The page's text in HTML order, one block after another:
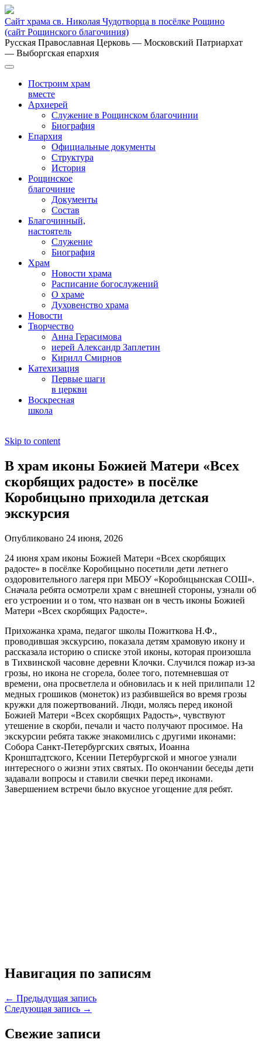
Сайт храма св. Николая Чудотворца в посёлке Рощино
(сайт Рощинского благочиния)
Русская Православная Церковь — Московский Патриархат
— Выборгская епархия
Построим храм
вместе
Архиерей
Служение в Рощинском благочинии
Биография
Епархия
Официальные документы
Структура
История
Рощинское
благочиние
Документы
Состав
Благочинный,
настоятель
Служение
Биография
Храм
Новости храма
Расписание богослужений
О храме
Духовенство храма
Новости
Творчество
Анна Герасимова
иерей Александр Заплетин
Кирилл Смирнов
Катехизация
Первые шаги
в церкви
Воскресная
школа
Skip to content
В храм иконы Божией Матери «Всех
скорбящих радосте» в посёлке
Коробицыно приходила детская
экскурсия
Опубликовано 24 июня, 2026
24 июня храм иконы Божией Матери «Всех скорбящих
радосте» в посёлке Коробицыно посетили дети летнего
оздоровительного лагеря при МБОУ «Коробицынская СОШ».
Сначала ребята осмотрели храм с внешней стороны, узнали об
его устроении и о том, что назван он в честь иконы Божией
Матери «Всех скорбящих Радосте».
Прихожанка храма, педагог школы Пожиткова Н.Ф.,
проводившая экскурсию, показала детям храмовую икону и
рассказала историю о списке этой иконы, которая произошла
в Тихвинской часовне деревни Клочки. Случился пожар из-за
грозы, но икона не сгорела, более того, потемневшая от
времени, она просветлела и обновилась и к ней прилипали 12
медных грошиков (монеток) из разбившейся во время грозы
кружки для пожертвований. Люди, молясь перед иконой
Божией Матери «Всех скорбящих Радость», чувствуют
утешение в скорби, печали и часто получают просимое. На
экскурсии ребята также знакомились с другими иконами:
Собора Санкт-Петербургских святых, Иоанна
Кронштадтского, Ксении Петербургской и многое узнали
интересного о жизни этих святых. По окончании беседы дети
задавали вопросы и ставили свечки перед иконами.
Завершением встречи было вкусное угощение для ребят.
Навигация по записям
← Предыдущая запись
Следующая запись →
Свежие записи